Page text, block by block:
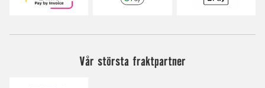
Vår största fraktpartner